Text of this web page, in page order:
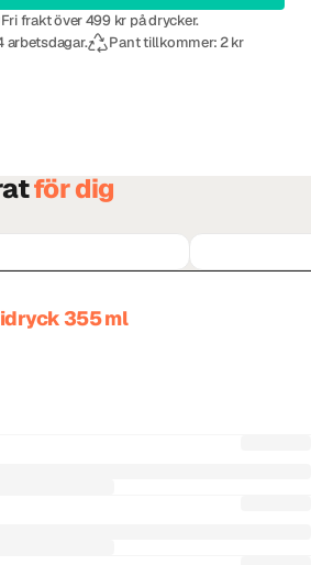
Fri frakt över 499 kr på drycker.
arbetsdagar.
Pant tillkommer: 2 kr
för dig
355 ml